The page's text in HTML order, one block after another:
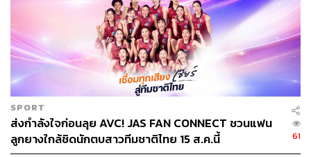
SPORT
ส่งกำลังใจก่อนลุย AVC! JAS FAN CONNECT ชวนแฟน
ลูกยางใกล้ชิดนักตบสาวทีมชาติไทย 15 ส.ค.นี้
61